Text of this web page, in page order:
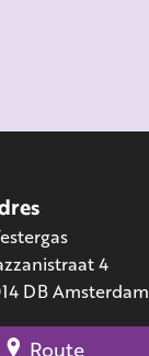
4
DB Amsterdam
Route